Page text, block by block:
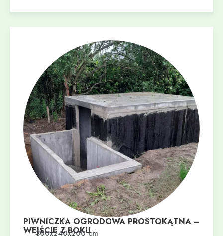
PIWNICZKA OGRODOWA PROSTOKĄTNA –
WEJŚCIE Z BOKU
300x240x200 cm
Dodaj do koszyka